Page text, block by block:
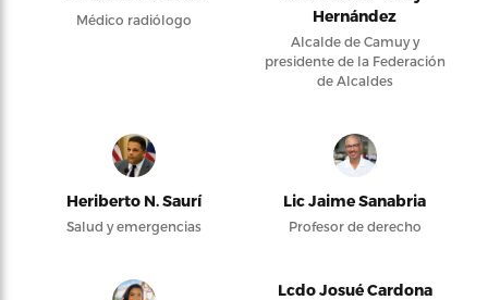
Médico radiólogo
Hernández
Alcalde de Camuy y
presidente de la Federación
de Alcaldes
Heriberto N. Saurí
Salud y emergencias
Lic Jaime Sanabria
Profesor de derecho
Lcdo Josué Cardona